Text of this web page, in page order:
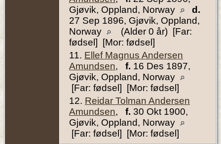
Gjøvik, Oppland, Norway
d.
27 Sep 1896, Gjøvik, Oppland,
Norway
(Alder 0 år) [Far:
fødsel] [Mor: fødsel]
11. Ellef Magnus Andersen
Amundsen, f. 16 Des 1897,
Gjøvik, Oppland, Norway
[Far: fødsel] [Mor: fødsel]
12. Reidar Tolman Andersen
Amundsen, f. 30 Okt 1900,
Gjøvik, Oppland, Norway
[Far: fødsel] [Mor: fødsel]